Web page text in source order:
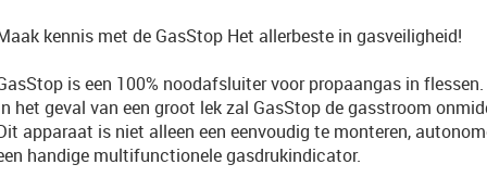
kennis met de GasStop Het allerbeste in gasveiligheid!
is een 100% noodafsluiter voor propaangas in flessen.
het geval van een groot lek zal GasStop de gasstroom
apparaat is niet alleen een eenvoudig te monteren,
handige multifunctionele gasdrukindicator.